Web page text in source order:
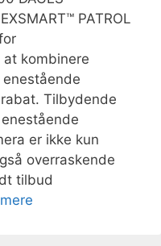
PATROL
at kombinere
Tilbydende
er ikke kun
overraskende
tilbud